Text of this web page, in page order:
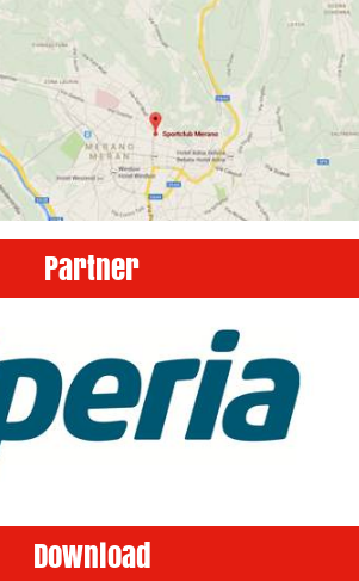
Partner
Download